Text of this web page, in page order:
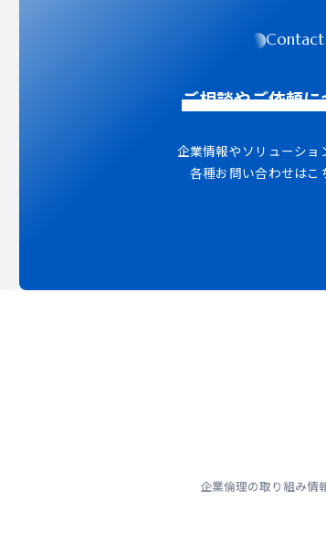
Contact
ご相談やご依頼に
企業情報やソリューショ
各種お問い合わせはこ
企業倫理の取り組み情